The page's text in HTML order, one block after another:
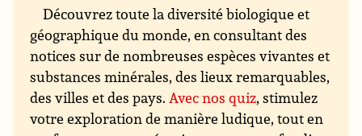
Découvrez toute la diversité biologique et
géographique du monde, en consultant des
notices sur de nombreuses espèces vivantes et
substances minérales, des lieux remarquables,
des villes et des pays.Avec nos quiz, stimulez
votre exploration de manière ludique, tout en